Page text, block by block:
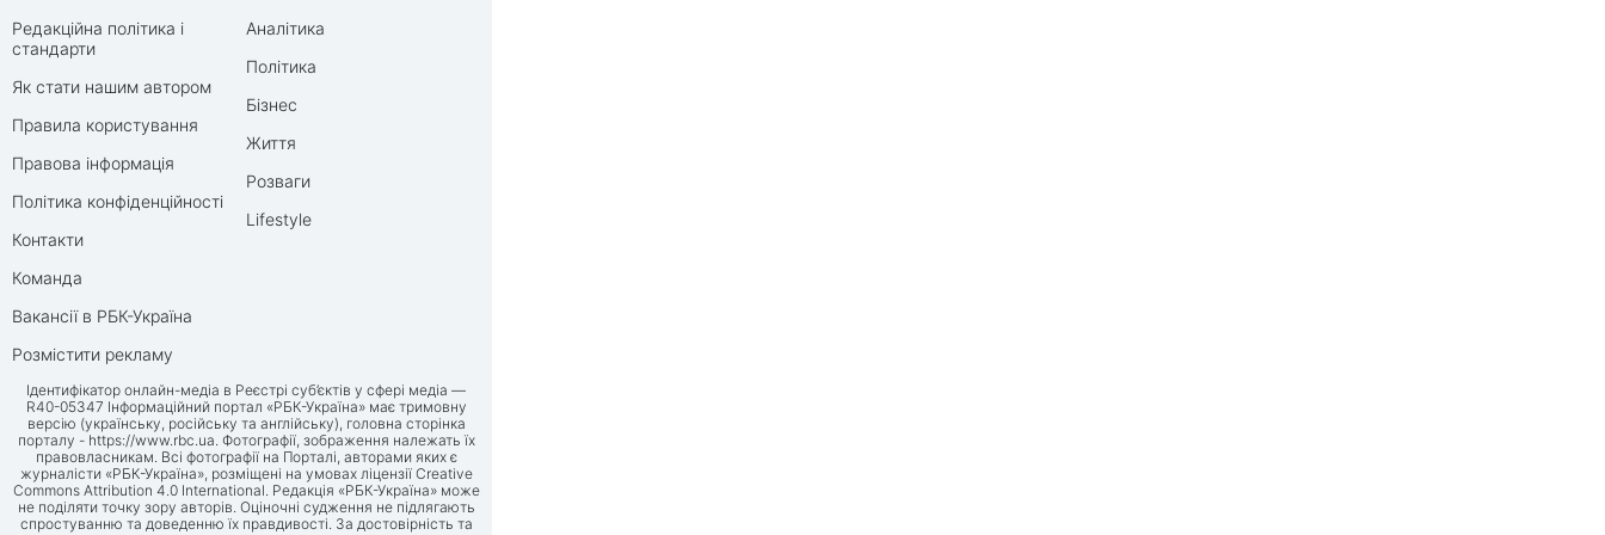
Редакційна політика і
стандарти
Як стати нашим автором
Правила користування
Правова інформація
Політика конфіденційності
Контакти
Команда
Вакансії в РБК-Україна
Розмістити рекламу
Аналітика
Політика
Бізнес
Життя
Розваги
Lifestyle
Ідентифікатор онлайн-медіа в Реєстрі суб’єктів у сфері медіа —
R40-05347 Інформаційний портал «РБК-Україна» має тримовну
версію (українську, російську та англійську), головна сторінка
порталу - https://www.rbc.ua. Фотографії, зображення належать їх
правовласникам. Всі фотографії на Порталі, авторами яких є
журналісти «РБК-Україна», розміщені на умовах ліцензії Creative
Commons Attribution 4.0 International. Редакція «РБК-Україна» може
не поділяти точку зору авторів. Оціночні судження не підлягають
спростуванню та доведенню їх правдивості. За достовірність та